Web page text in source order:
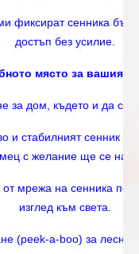
фиксират сенника
достъп без усилие.
място за вашия
за дом, където и да
и стабилният сенник
с желание ще се
мрежа на сенника
изглед към света.
(peek-a-boo) за лесна